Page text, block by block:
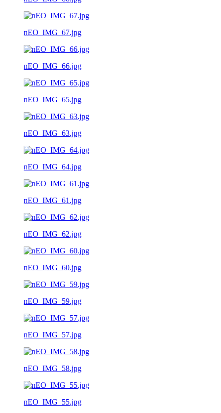
nEO_IMG_67.jpg
nEO_IMG_66.jpg
nEO_IMG_65.jpg
nEO_IMG_63.jpg
nEO_IMG_64.jpg
nEO_IMG_61.jpg
nEO_IMG_62.jpg
nEO_IMG_60.jpg
nEO_IMG_59.jpg
nEO_IMG_57.jpg
nEO_IMG_58.jpg
nEO_IMG_55.jpg